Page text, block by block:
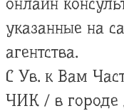
указанные на
агентства.
С Ув. к Вам
ЧИК / в городе